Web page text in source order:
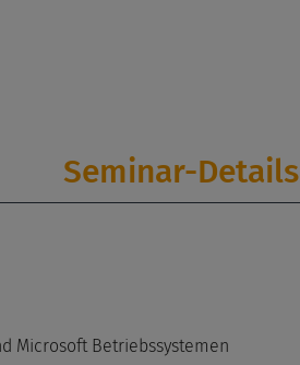
Seminar-Details
Microsoft Betriebssystemen